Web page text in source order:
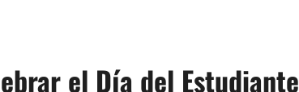
el Día del Estudiante